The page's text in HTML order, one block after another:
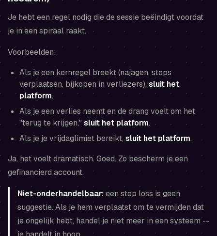
Je hebt een regel nodig die de sessie beëindigtvoordat
je in een spiraal raakt.
Voorbeelden:
Als je een kernregel breekt (najagen, stops
verplaatsen, bijkopen in verliezers), sluit het
platform.
Als je een verlies neemt en de drang voelt om het
"terug te krijgen," sluit het platform.
Als je je vrijdaglimiet bereikt,sluit het platform.
Ja, het voelt dramatisch. Goed. Zo bescherm je een
gefinancierd account.
Niet-onderhandelbaar:een stop loss is geen
suggestie. Als je hem verplaatst om te vermijden dat
je ongelijk hebt, handel je niet meer in een systeem --